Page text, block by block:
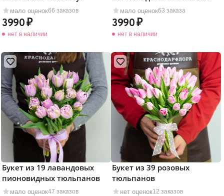
мало оценок66 заказов
3990
нет в наличии
мало оценок63 заказа
3990
нет в наличии
мало оценок47 заказов
Букет из 19 лавандовых
пионовидных тюльпанов
нет оценок12 заказов
Букет из 39 розовых
тюльпанов